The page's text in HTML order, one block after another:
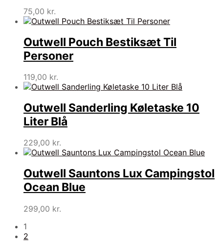
75,00 kr.
Outwell Pouch Bestiksæt Til
Personer
119,00 kr.
Outwell Sanderling Køletaske 10
Liter Blå
229,00 kr.
Outwell Sauntons Lux Campingstol
Ocean Blue
299,00 kr.
1
2